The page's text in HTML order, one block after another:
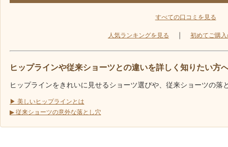
すべての口コミを見る
人気ランキングを見る ｜ 初めてご購
ヒップラインや従来ショーツとの違いを詳しく知りたい方
ヒップラインをきれいに見せるショーツ選びや、従来ショーツの落
▶ 美しいヒップラインとは
▶ 従来ショーツの意外な落とし穴